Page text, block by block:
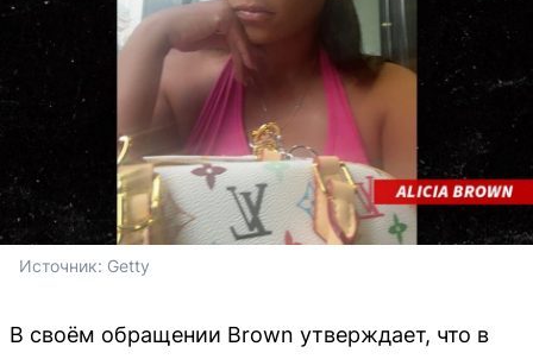
Источник: Getty
В своём обращении Brown утверждает, что в